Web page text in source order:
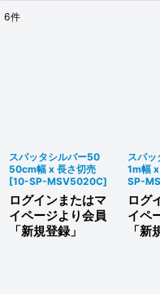
6件
スパッタシルバー50
50cm幅 x 長さ切売
[10-SP-MSV5020C]
ログインまたはマ
イページより会員
「新規登録」
スパ
1m幅
SP-
ログ
イペ
「新